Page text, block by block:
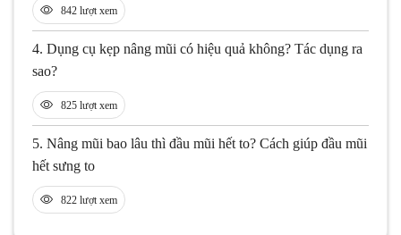
842 lượt xem
4. Dụng cụ kẹp nâng mũi có hiệu quả không? Tác dụng ra
sao?
825 lượt xem
5. Nâng mũi bao lâu thì đầu mũi hết to? Cách giúp đầu mũi
hết sưng to
822 lượt xem